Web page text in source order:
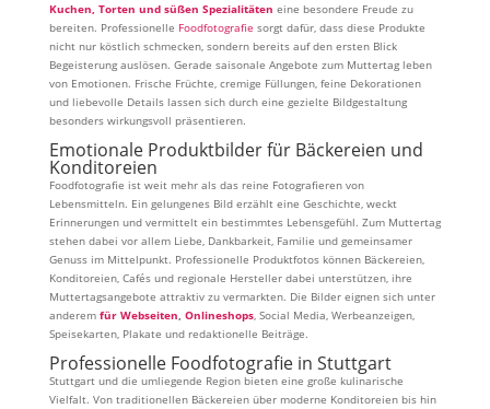
Kuchen, Torten und süßen Spezialitäten eine besondere Freude zu
bereiten. Professionelle Foodfotografie sorgt dafür, dass diese Produkte
nicht nur köstlich schmecken, sondern bereits auf den ersten Blick
Begeisterung auslösen. Gerade saisonale Angebote zum Muttertag leben
von Emotionen. Frische Früchte, cremige Füllungen, feine Dekorationen
und liebevolle Details lassen sich durch eine gezielte Bildgestaltung
besonders wirkungsvoll präsentieren.
Emotionale Produktbilder für Bäckereien und
Konditoreien
Foodfotografie ist weit mehr als das reine Fotografieren von
Lebensmitteln. Ein gelungenes Bild erzählt eine Geschichte, weckt
Erinnerungen und vermittelt ein bestimmtes Lebensgefühl. Zum Muttertag
stehen dabei vor allem Liebe, Dankbarkeit, Familie und gemeinsamer
Genuss im Mittelpunkt. Professionelle Produktfotos können Bäckereien,
Konditoreien, Cafés und regionale Hersteller dabei unterstützen, ihre
Muttertagsangebote attraktiv zu vermarkten. Die Bilder eignen sich unter
anderem für Webseiten, Onlineshops, Social Media, Werbeanzeigen,
Speisekarten, Plakate und redaktionelle Beiträge.
Professionelle Foodfotografie in Stuttgart
Stuttgart und die umliegende Region bieten eine große kulinarische
Vielfalt. Von traditionellen Bäckereien über moderne Konditoreien bis hin